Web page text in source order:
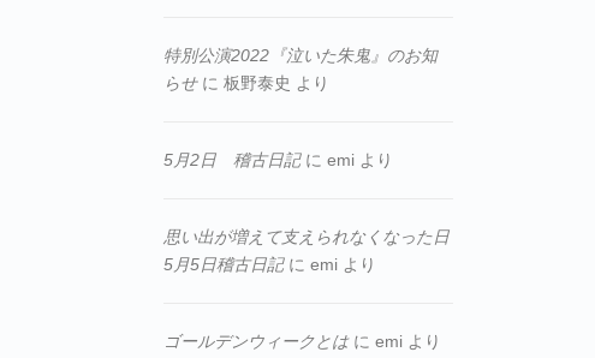
特別公演2022『泣いた朱鬼』のお知
らせに 板野泰史 より
5月2日 稽古日記に emi より
思い出が増えて支えられなくなった日
5月5日稽古日記に emi より
ゴールデンウィークとはに emi より